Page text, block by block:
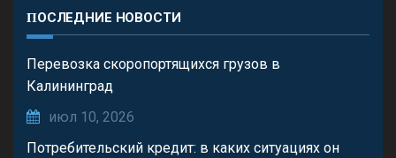
ПОСЛЕДНИЕ НОВОСТИ
Перевозка скоропортящихся грузов в
Калининград
июл 10, 2026
Потребительский кредит: в каких ситуациях он